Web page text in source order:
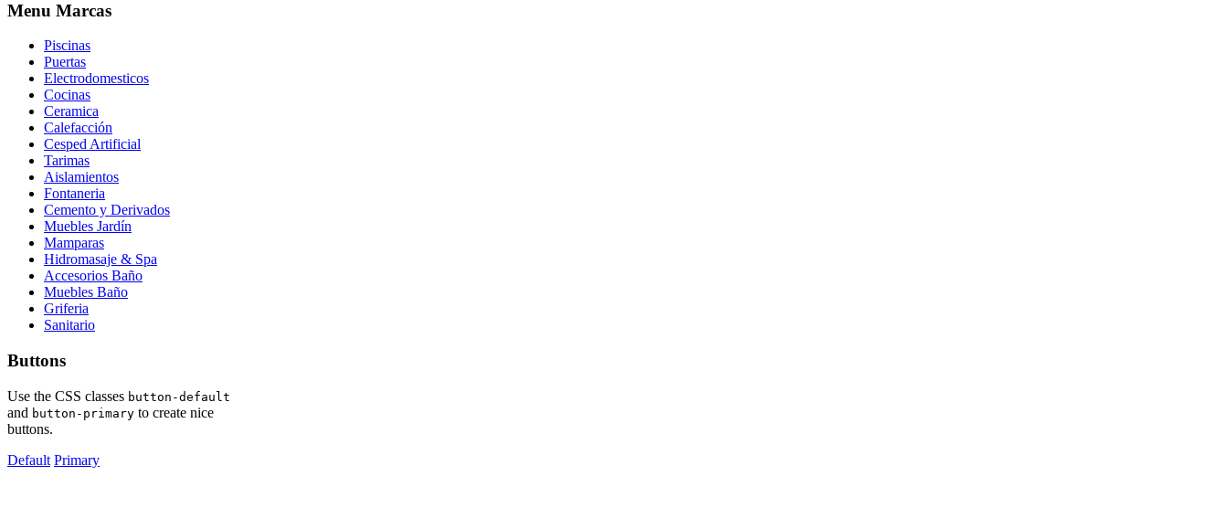
Menu Marcas
Piscinas
Puertas
Electrodomesticos
Cocinas
Ceramica
Calefacción
Cesped Artificial
Tarimas
Aislamientos
Fontaneria
Cemento y Derivados
Muebles Jardín
Mamparas
Hidromasaje & Spa
Accesorios Baño
Muebles Baño
Griferia
Sanitario
Buttons
Use the CSS classes button-default
and button-primary to create nice
buttons.
Default Primary